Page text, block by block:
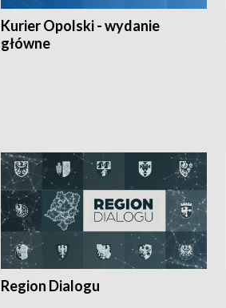
Kurier Opolski - wydanie
główne
Region Dialogu